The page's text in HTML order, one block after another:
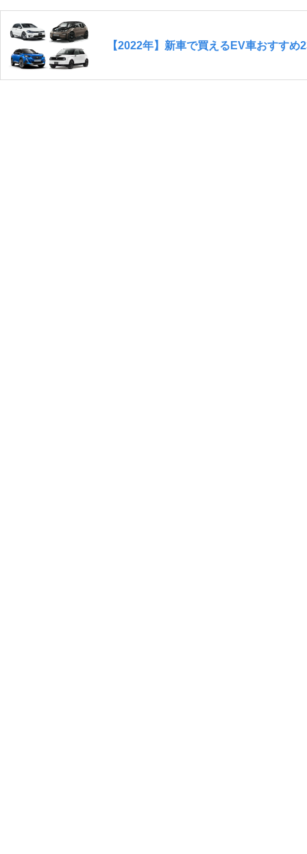
【2022年】新車で買えるEV車おすす